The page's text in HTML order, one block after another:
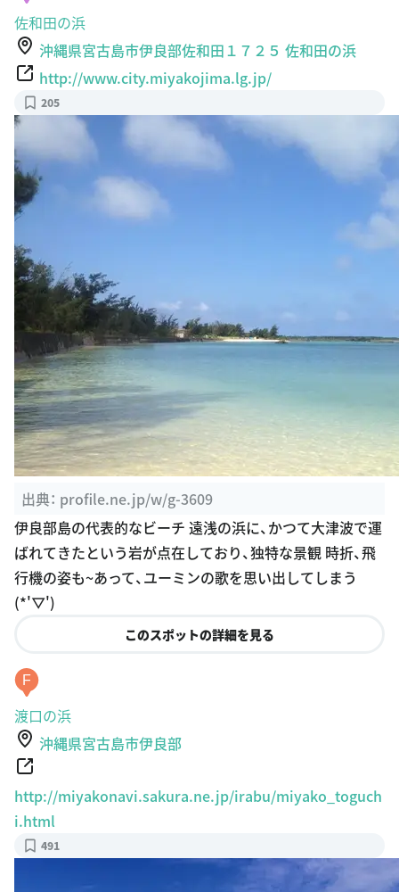
佐和田の浜
沖縄県宮古島市伊良部佐和田１７２５ 佐和田の浜
http://www.city.miyakojima.lg.jp/
205
出典： profile.ne.jp/w/g-3609
伊良部島の代表的なビーチ 遠浅の浜に、かつて大津波で運
ばれてきたという岩が点在しており、独特な景観 時折、飛
行機の姿も~あって、ユーミンの歌を思い出してしまう
(*'▽')
このスポットの詳細を見る
F
渡口の浜
沖縄県宮古島市伊良部
http://miyakonavi.sakura.ne.jp/irabu/miyako_toguch
i.html
491